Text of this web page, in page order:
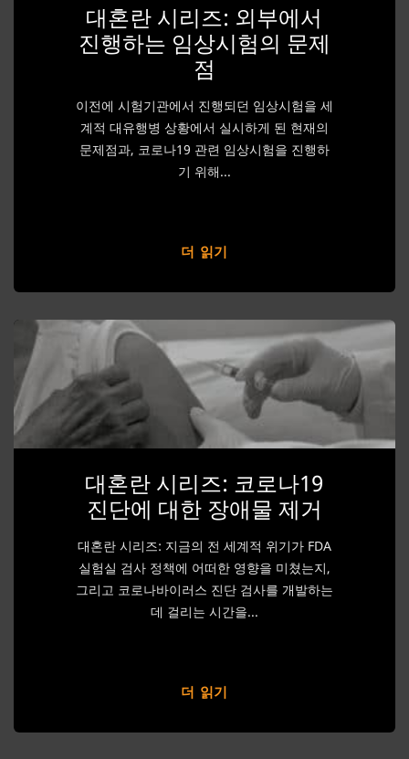
대혼란 시리즈: 외부에서
진행하는 임상시험의 문제
점
이전에 시험기관에서 진행되던 임상시험을 세
계적 대유행병 상황에서 실시하게 된 현재의
문제점과, 코로나19 관련 임상시험을 진행하
기 위해...
더 읽기
대혼란 시리즈: 코로나19
진단에 대한 장애물 제거
대혼란 시리즈: 지금의 전 세계적 위기가 FDA
실험실 검사 정책에 어떠한 영향을 미쳤는지,
그리고 코로나바이러스 진단 검사를 개발하는
데 걸리는 시간을...
더 읽기